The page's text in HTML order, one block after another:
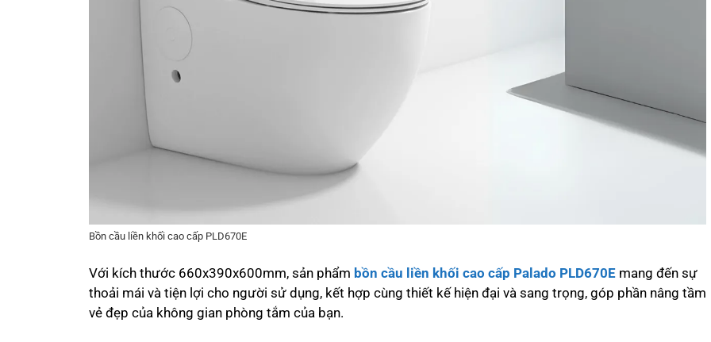
Bồn cầu liền khối cao cấp PLD670E
Với kích thước 660x390x600mm, sản phẩm bồn cầu liền khối cao cấp Palado PLD670E mang đến sự
thoải mái và tiện lợi cho người sử dụng, kết hợp cùng thiết kế hiện đại và sang trọng, góp phần nâng tầm
vẻ đẹp của không gian phòng tắm của bạn.